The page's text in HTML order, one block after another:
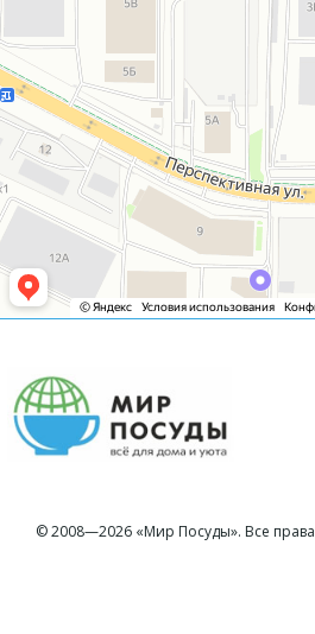
© 2008—2026 «Мир Посуды». Все